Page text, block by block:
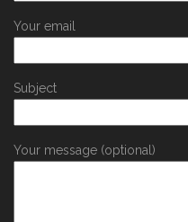
Your email
Subject
Your message (optional)